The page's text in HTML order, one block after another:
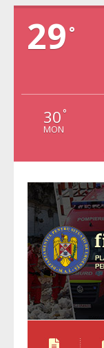
29 °
30 °
MON